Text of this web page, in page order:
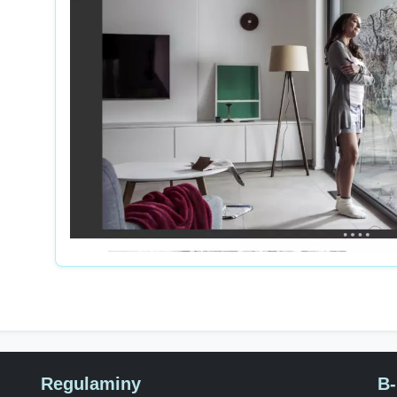
Regulaminy